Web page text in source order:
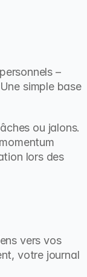
–
simple base
ou jalons.
lors des
vers vos
votre journal